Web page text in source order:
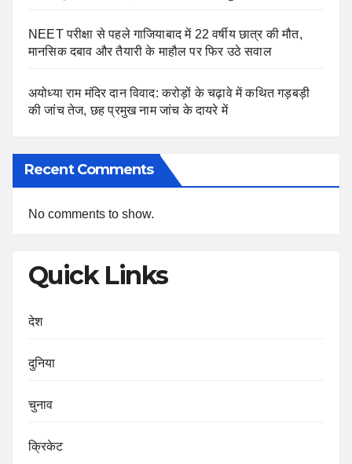
NEET परीक्षा से पहले गाजियाबाद में 22 वर्षीय छात्र की मौत,
मानसिक दबाव और तैयारी के माहौल पर फिर उठे सवाल
अयोध्या राम मंदिर दान विवाद: करोड़ों के चढ़ावे में कथित गड़बड़ी
की जांच तेज, छह प्रमुख नाम जांच के दायरे में
Recent Comments
No comments to show.
Quick Links
देश
दुनिया
चुनाव
क्रिकेट